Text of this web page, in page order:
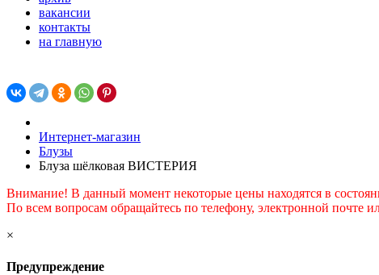
вакансии
контакты
на главную
Интернет-магазин
Блузы
Блуза шёлковая ВИСТЕРИЯ
Внимание! В данный момент некоторые цены находятся в
По всем вопросам обращайтесь по телефону, электронной почте
×
Предупреждение